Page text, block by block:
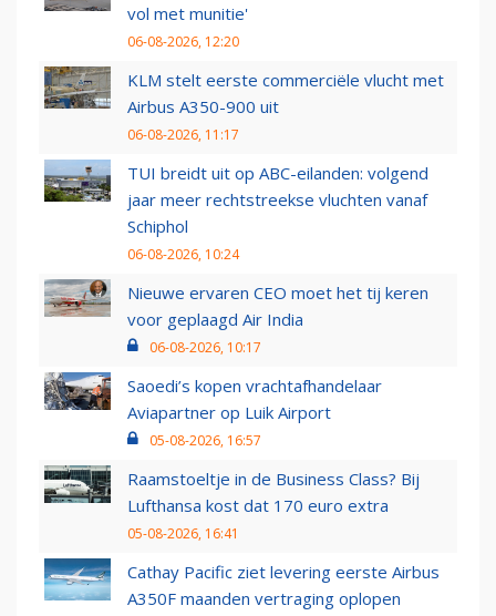
vol met munitie'
06-08-2026, 12:20
KLM stelt eerste commerciële vlucht met
Airbus A350-900 uit
06-08-2026, 11:17
TUI breidt uit op ABC-eilanden: volgend
jaar meer rechtstreekse vluchten vanaf
Schiphol
06-08-2026, 10:24
Nieuwe ervaren CEO moet het tij keren
voor geplaagd Air India
06-08-2026, 10:17
Saoedi’s kopen vrachtafhandelaar
Aviapartner op Luik Airport
05-08-2026, 16:57
Raamstoeltje in de Business Class? Bij
Lufthansa kost dat 170 euro extra
05-08-2026, 16:41
Cathay Pacific ziet levering eerste Airbus
A350F maanden vertraging oplopen